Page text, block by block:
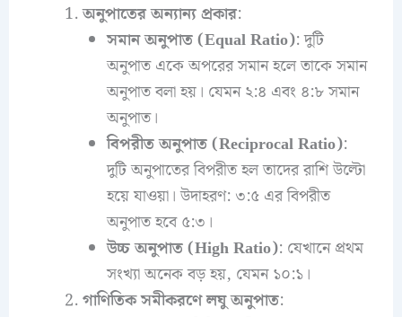
অনুপাতের অন্যান্য প্রকার:
সমান অনুপাত (Equal Ratio): দুটি
অনুপাত একে অপরের সমান হলে তাকে সমান
অনুপাত বলা হয়। যেমন ২:৪ এবং ৪:৮ সমান
অনুপাত।
বিপরীত অনুপাত (Reciprocal Ratio):
দুটি অনুপাতের বিপরীত হল তাদের রাশি উল্টো
হয়ে যাওয়া। উদাহরণ: ৩:৫ এর বিপরীত
অনুপাত হবে ৫:৩।
উচ্চ অনুপাত (High Ratio): যেখানে প্রথম
সংখ্যা অনেক বড় হয়, যেমন ১০:১।
গাণিতিক সমীকরণে লঘু অনুপাত: